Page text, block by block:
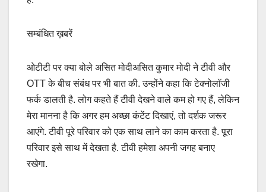
सम्बंधित ख़बरें
ओटीटी पर क्या बोले असित मोदीअसित कुमार मोदी ने टीवी और
OTT के बीच संबंध पर भी बात की. उन्होंने कहा कि टेक्नोलॉजी
फर्क डालती है. लोग कहते हैं टीवी देखने वाले कम हो गए हैं, लेकिन
मेरा मानना है कि अगर हम अच्छा कंटेंट दिखाएं, तो दर्शक जरूर
आएंगे. टीवी पूरे परिवार को एक साथ लाने का काम करता है. पूरा
परिवार इसे साथ में देखता है. टीवी हमेशा अपनी जगह बनाए
रखेगा.